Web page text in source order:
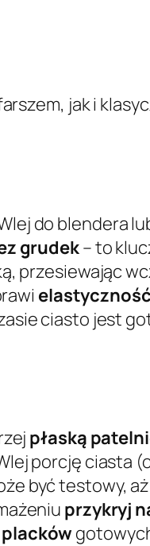
jak i
do blendera
grudek– to
przesiewając
ciasto jest
płaską
porcję ciasta
być testowy,
przykryj